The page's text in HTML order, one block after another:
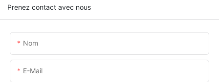
Prenez contact avec nous
Nom
E-Mail